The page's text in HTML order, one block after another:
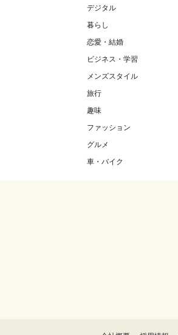
デジタル
暮らし
恋愛・結婚
ビジネス・学習
メンズスタイル
旅行
趣味
ファッション
グルメ
車・バイク